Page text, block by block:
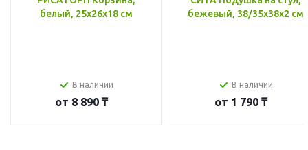
белый, 25x26x18 см
В наличии
от 8 890 ₸
бежевый, 38/35x38x2 см
В наличии
от 1 790 ₸